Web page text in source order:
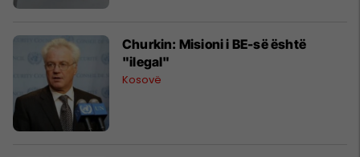
Churkin: Misioni i BE-së është
"ilegal"
Kosovë